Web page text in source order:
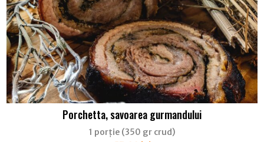
Porchetta, savoarea gurmandului
1 porție (350 gr crud)